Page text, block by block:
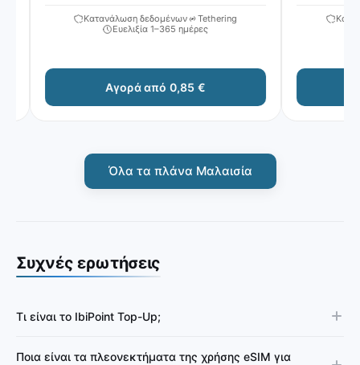
Κατανάλωση δεδομένων
Tethering
Ευελιξία 1–365 ημέρες
Αγορά από 0,85 €
Όλα τα πλάνα Μαλαισία
Συχνές ερωτήσεις
Τι είναι το IbiPoint Top-Up;
Ποια είναι τα πλεονεκτήματα της χρήσης eSIM για